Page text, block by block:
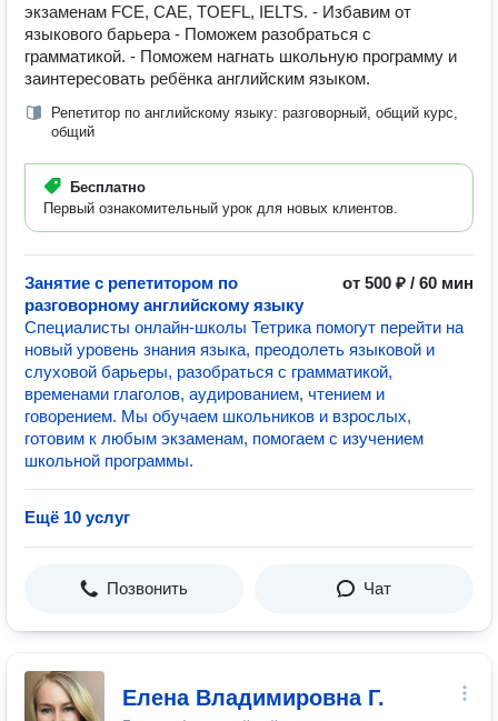
экзаменам FCE, CAE, TOEFL, IELTS. - Избавим от
языкового барьера - Поможем разобраться с
грамматикой. - Поможем нагнать школьную программу и
заинтересовать ребёнка английским языком.
Репетитор по английскому языку: разговорный, общий курс,
общий
Бесплатно
Первый ознакомительный урок для новых клиентов.
Занятие с репетитором по
разговорному английскому языку
от 500 ₽ / 60 мин
Специалисты онлайн-школы Тетрика помогут перейти на
новый уровень знания языка, преодолеть языковой и
слуховой барьеры, разобраться с грамматикой,
временами глаголов, аудированием, чтением и
говорением. Мы обучаем школьников и взрослых,
готовим к любым экзаменам, помогаем с изучением
школьной программы.
Ещё 10 услуг
Позвонить Чат
Елена Владимировна Г.